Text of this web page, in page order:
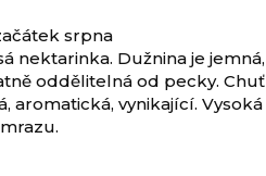
srpna
nektarinka. Dužnina je jemná,
oddělitelná od pecky. Chuť
aromatická, vynikající. Vysoká